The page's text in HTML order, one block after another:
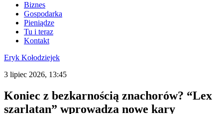
Biznes
Gospodarka
Pieniądze
Tu i teraz
Kontakt
Eryk Kołodziejek
3 lipiec 2026, 13:45
Koniec z bezkarnością znachorów? “Lex
szarlatan” wprowadza nowe kary